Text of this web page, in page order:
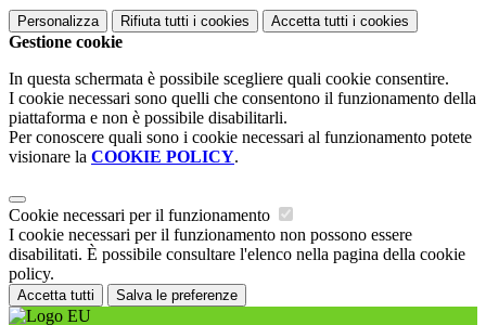
Personalizza Rifiuta tutti i cookies Accetta tutti i cookies
Gestione cookie
In questa schermata è possibile scegliere quali cookie consentire.
I cookie necessari sono quelli che consentono il funzionamento della
piattaforma e non è possibile disabilitarli.
Per conoscere quali sono i cookie necessari al funzionamento potete
visionare la COOKIE POLICY.
Cookie necessari per il funzionamento
I cookie necessari per il funzionamento non possono essere
disabilitati. È possibile consultare l'elenco nella pagina della cookie
policy.
Accetta tutti Salva le preferenze